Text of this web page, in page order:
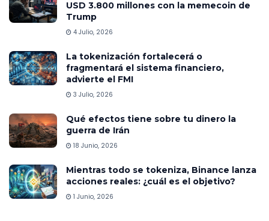
USD 3.800 millones con la memecoin de
Trump
4 Julio, 2026
La tokenización fortalecerá o
fragmentará el sistema financiero,
advierte el FMI
3 Julio, 2026
Qué efectos tiene sobre tu dinero la
guerra de Irán
18 Junio, 2026
Mientras todo se tokeniza, Binance lanza
acciones reales: ¿cuál es el objetivo?
1 Junio, 2026